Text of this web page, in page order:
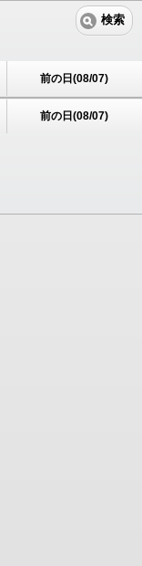
検索
前の日(08/07)
前の日(08/07)